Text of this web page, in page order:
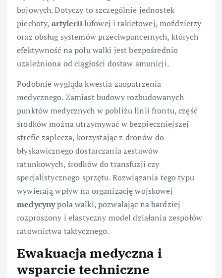
bojowych. Dotyczy to szczególnie jednostek
piechoty, artyleriilufowej i rakietowej, moździerzy
oraz obsług systemów przeciwpancernych, których
efektywność na polu walki jest bezpośrednio
uzależniona od ciągłości dostaw amunicji.
Podobnie wygląda kwestia zaopatrzenia
medycznego. Zamiast budowy rozbudowanych
punktów medycznych w pobliżu linii frontu, część
środków można utrzymywać w bezpieczniejszej
strefie zaplecza, korzystając z dronów do
błyskawicznego dostarczania zestawów
ratunkowych, środków do transfuzji czy
specjalistycznego sprzętu. Rozwiązania tego typu
wywierają wpływ na organizację wojskowej
medycynypola walki, pozwalając na bardziej
rozproszony i elastyczny model działania zespołów
ratownictwa taktycznego.
Ewakuacja medyczna i
wsparcie techniczne